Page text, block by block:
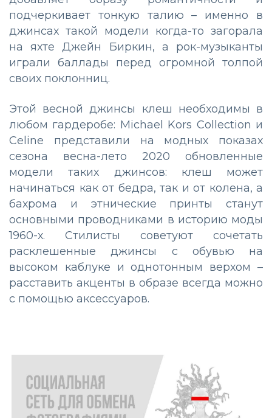
подчеркивает тонкую талию – именно в
джинсах такой модели когда-то загорала
на яхте Джейн Биркин, а рок-музыканты
играли баллады перед огромной толпой
своих поклонниц.
Этой весной джинсы клеш необходимы в
любом гардеробе: Michael Kors Collection и
Celine представили на модных показах
сезона весна-лето 2020 обновленные
модели таких джинсов: клеш может
начинаться как от бедра, так и от колена, а
бахрома и этнические принты станут
основными проводниками в историю моды
1960-х. Стилисты советуют сочетать
расклешенные джинсы с обувью на
высоком каблуке и однотонным верхом –
расставить акценты в образе всегда можно
с помощью аксессуаров.